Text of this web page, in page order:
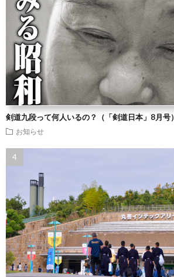
剣道九段って何人いるの？（「剣道日本」8月号）
お知らせ